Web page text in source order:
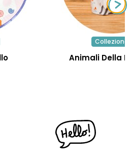
Collezione
Animali Della